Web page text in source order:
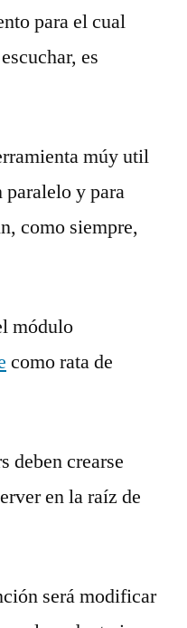
para el cual
es
múy util
paralelo y para
como siempre,
módulo
como rata de
deben crearse
en la raíz de
será modificar